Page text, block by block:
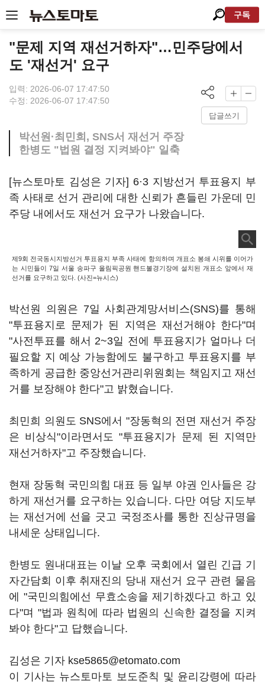
구독
"문제 지역 재선거하자"…민주당에서
도 '재선거' 요구
입력: 2026-06-07 17:47:50
수정: 2026-06-07 17:47:50
답글쓰기
박선원·최민희, SNS서 재선거 주장
한병도 "법원 결정 지켜봐야" 일축
[뉴스토마토 김성은 기자] 6·3 지방선거 투표용지 부
족 사태로 선거 관리에 대한 신뢰가 흔들린 가운데 민
주당 내에서도 재선거 요구가 나왔습니다.
제9회 전국동시지방선거 투표용지 부족 사태에 항의하며 개표소 봉쇄 시위를 이어가
는 시민들이 7일 서울 송파구 올림픽공원 핸드볼경기장에 설치된 개표소 앞에서 재
선거를 요구하고 있다. (사진=뉴시스)
박선원 의원은 7일 사회관계망서비스(SNS)를 통해
"투표용지로 문제가 된 지역은 재선거해야 한다"며
"사전투표를 해서 2~3일 전에 투표용지가 얼마나 더
필요할 지 예상 가능함에도 불구하고 투표용지를 부
족하게 공급한 중앙선거관리위원회는 책임지고 재선
거를 보장해야 한다"고 밝혔습니다.
최민희 의원도 SNS에서 "장동혁의 전면 재선거 주장
은 비상식"이라면서도 "투표용지가 문제 된 지역만
재선거하자"고 주장했습니다.
현재 장동혁 국민의힘 대표 등 일부 야권 인사들은 강
하게 재선거를 요구하는 있습니다. 다만 여당 지도부
는 재선거에 선을 긋고 국정조사를 통한 진상규명을
내세운 상태입니다.
한병도 원내대표는 이날 오후 국회에서 열린 긴급 기
자간담회 이후 취재진의 당내 재선거 요구 관련 물음
에 "국민의힘에선 무효소송을 제기하겠다고 하고 있
다"며 "법과 원칙에 따라 법원의 신속한 결정을 지켜
봐야 한다"고 답했습니다.
김성은 기자 kse5865@etomato.com
이 기사는 뉴스토마토 보도준칙 및 윤리강령에 따라